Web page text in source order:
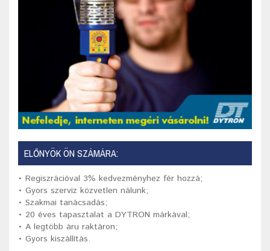
ELŐNYÖK ÖN SZÁMÁRA:
• Regiszrációval 3% kedvezményhez fér hozzá;
• Gyors szerviz közvetlen nálunk;
• Szakmai tanácsadás;
• 20 éves tapasztalat a DYTRON márkával;
• A legtöbb áru raktáron;
• Gyors kiszállítás.